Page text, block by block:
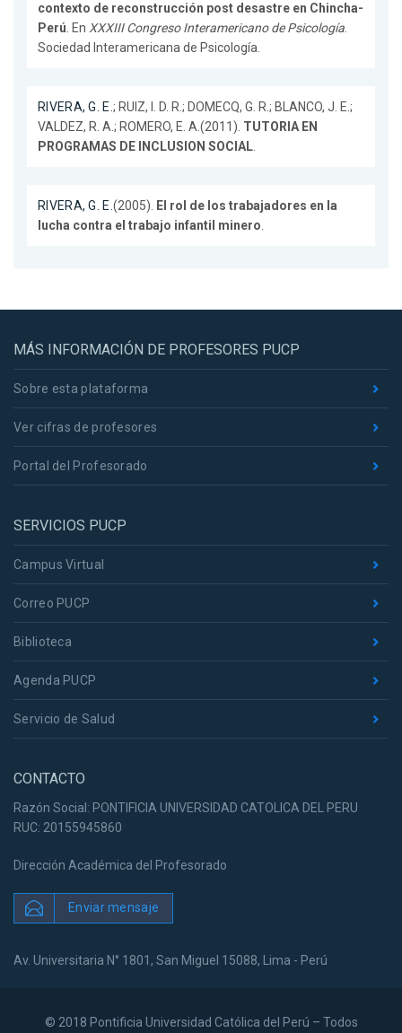
contexto de reconstrucción post desastre en Chincha-
Perú. En XXXIII Congreso Interamericano de Psicología.
Sociedad Interamericana de Psicología.
RIVERA, G. E.; RUIZ, I. D. R.; DOMECQ, G. R.; BLANCO, J. E.;
VALDEZ, R. A.; ROMERO, E. A.(2011). TUTORIA EN
PROGRAMAS DE INCLUSION SOCIAL.
RIVERA, G. E.(2005). El rol de los trabajadores en la
lucha contra el trabajo infantil minero.
MÁS INFORMACIÓN DE PROFESORES PUCP
Sobre esta plataforma
Ver cifras de profesores
Portal del Profesorado
SERVICIOS PUCP
Campus Virtual
Correo PUCP
Biblioteca
Agenda PUCP
Servicio de Salud
CONTACTO
Razón Social: PONTIFICIA UNIVERSIDAD CATOLICA DEL PERU
RUC: 20155945860
Dirección Académica del Profesorado
Enviar mensaje
Av. Universitaria N° 1801, San Miguel 15088, Lima - Perú
© 2018 Pontificia Universidad Católica del Perú – Todos